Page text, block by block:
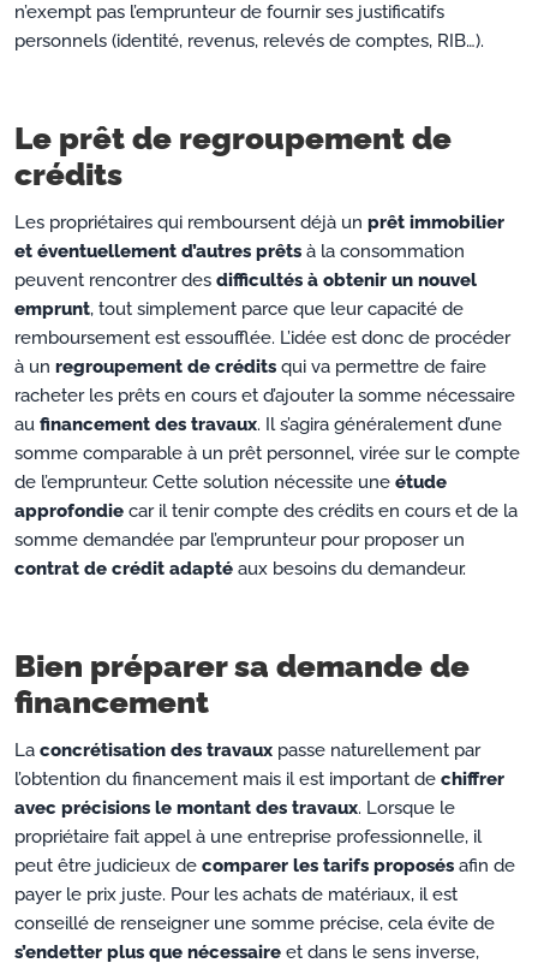
n’exempt pas l’emprunteur de fournir ses justificatifs
personnels (identité, revenus, relevés de comptes, RIB…).
Le prêt de regroupement de
crédits
Les propriétaires qui remboursent déjà un prêt immobilier
et éventuellement d’autres prêts à la consommation
peuvent rencontrer des difficultés à obtenir un nouvel
emprunt, tout simplement parce que leur capacité de
remboursement est essoufflée. L’idée est donc de procéder
à un regroupement de crédits qui va permettre de faire
racheter les prêts en cours et d’ajouter la somme nécessaire
au financement des travaux. Il s’agira généralement d’une
somme comparable à un prêt personnel, virée sur le compte
de l’emprunteur. Cette solution nécessite une étude
approfondie car il tenir compte des crédits en cours et de la
somme demandée par l’emprunteur pour proposer un
contrat de crédit adapté aux besoins du demandeur.
Bien préparer sa demande de
financement
La concrétisation des travaux passe naturellement par
l’obtention du financement mais il est important de chiffrer
avec précisions le montant des travaux. Lorsque le
propriétaire fait appel à une entreprise professionnelle, il
peut être judicieux de comparer les tarifs proposés afin de
payer le prix juste. Pour les achats de matériaux, il est
conseillé de renseigner une somme précise, cela évite de
s’endetter plus que nécessaire et dans le sens inverse,